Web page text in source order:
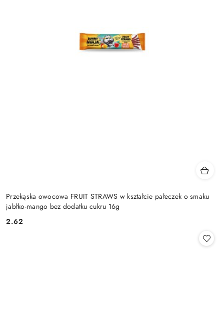
Przekąska owocowa FRUIT STRAWS w kształcie pałeczek o smaku
jabłko-mango bez dodatku cukru 16g
Cena:
2.62